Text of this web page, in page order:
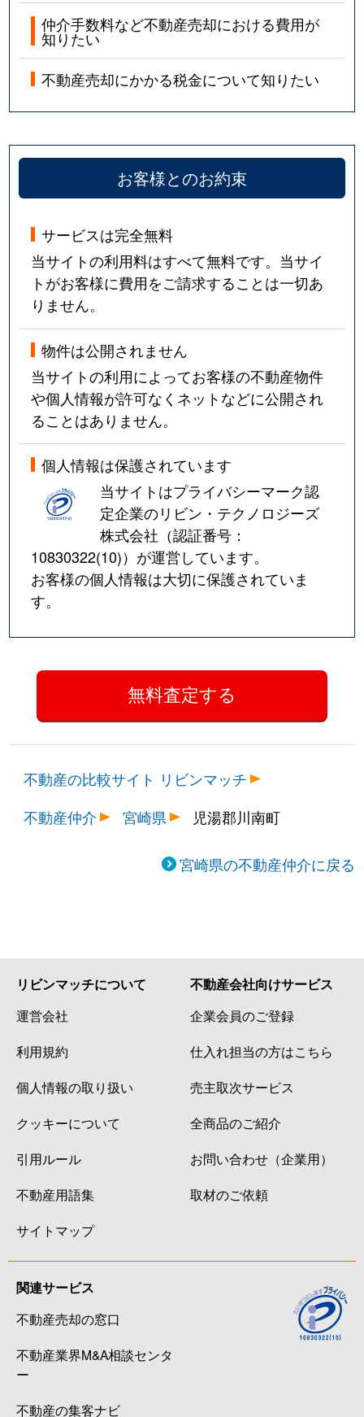
仲介手数料など不動産売却における費用が
知りたい
不動産売却にかかる税金について知りたい
お客様とのお約束
サービスは完全無料
当サイトの利用料はすべて無料です。当サイ
トがお客様に費用をご請求することは一切あ
りません。
物件は公開されません
当サイトの利用によってお客様の不動産物件
や個人情報が許可なくネットなどに公開され
ることはありません。
個人情報は保護されています
当サイトはプライバシーマーク認
定企業のリビン・テクノロジーズ
株式会社（認証番号：
10830322(10)）が運営しています。
お客様の個人情報は大切に保護されていま
す。
不動産の比較サイト リビンマッチ
不動産仲介
宮崎県 児湯郡川南町
宮崎県の不動産仲介に戻る
リビンマッチについて
運営会社
利用規約
個人情報の取り扱い
クッキーについて
引用ルール
不動産用語集
サイトマップ
不動産会社向けサービス
企業会員のご登録
仕入れ担当の方はこちら
売主取次サービス
全商品のご紹介
お問い合わせ（企業用）
取材のご依頼
関連サービス
不動産売却の窓口
不動産業界M&A相談センタ
ー
不動産の集客ナビ